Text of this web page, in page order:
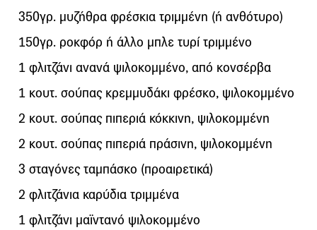
350γρ. μυζήθρα φρέσκια τριμμένη (ή ανθότυρο)
150γρ. ροκφόρ ή άλλο μπλε τυρί τριμμένο
1 φλιτζάνι ανανά ψιλοκομμένο, από κονσέρβα
1 κουτ. σούπας κρεμμυδάκι φρέσκο, ψιλοκομμένο
2 κουτ. σούπας πιπεριά κόκκινη, ψιλοκομμένη
2 κουτ. σούπας πιπεριά πράσινη, ψιλοκομμένη
3 σταγόνες ταμπάσκο (προαιρετικά)
2 φλιτζάνια καρύδια τριμμένα
1 φλιτζάνι μαϊντανό ψιλοκομμένο